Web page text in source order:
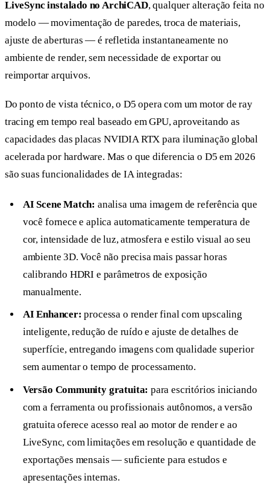
LiveSync instalado no ArchiCAD, qualquer alteração feita no
modelo — movimentação de paredes, troca de materiais,
ajuste de aberturas — é refletida instantaneamente no
ambiente de render, sem necessidade de exportar ou
reimportar arquivos.
Do ponto de vista técnico, o D5 opera com um motor de ray
tracing em tempo real baseado em GPU, aproveitando as
capacidades das placas NVIDIA RTX para iluminação global
acelerada por hardware. Mas o que diferencia o D5 em 2026
são suas funcionalidades de IA integradas:
AI Scene Match: analisa uma imagem de referência que
você fornece e aplica automaticamente temperatura de
cor, intensidade de luz, atmosfera e estilo visual ao seu
ambiente 3D. Você não precisa mais passar horas
calibrando HDRI e parâmetros de exposição
manualmente.
AI Enhancer: processa o render final com upscaling
inteligente, redução de ruído e ajuste de detalhes de
superfície, entregando imagens com qualidade superior
sem aumentar o tempo de processamento.
Versão Community gratuita: para escritórios iniciando
com a ferramenta ou profissionais autônomos, a versão
gratuita oferece acesso real ao motor de render e ao
LiveSync, com limitações em resolução e quantidade de
exportações mensais — suficiente para estudos e
apresentações internas.